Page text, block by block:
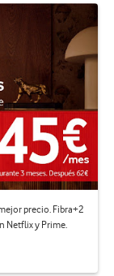
precio. Fibra+2
Netflix y Prime.